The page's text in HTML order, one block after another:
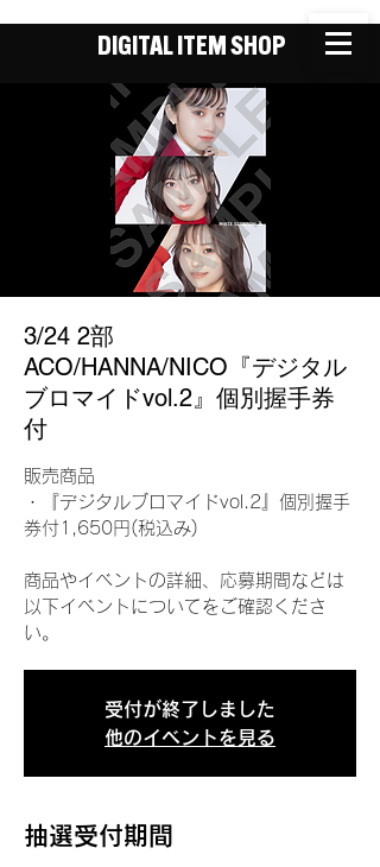
DIGITAL ITEM SHOP
3/24 2部
ACO/HANNA/NICO『デジタル
ブロマイドvol.2』個別握手券
付
販売商品
・『デジタルブロマイドvol.2』個別握手
券付1,650円(税込み)
商品やイベントの詳細、応募期間などは
以下イベントについてをご確認くださ
い。
受付が終了しました
他のイベントを見る
抽選受付期間